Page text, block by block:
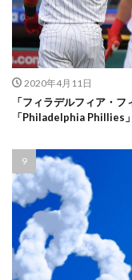
2020年4月11日
「フィラデルフィア・
「Philadelphia Phillies